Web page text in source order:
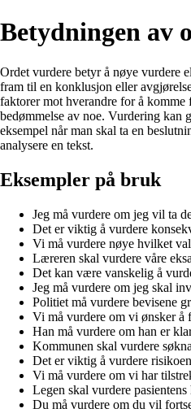
Betydningen av
Ordet vurdere betyr å nøye vurdere
fram til en konklusjon eller
faktorer mot hverandre for å
bedømmelse av noe. Vurdering kan
eksempel når man skal ta en
analysere en tekst.
Eksempler på bruk
Jeg må vurdere om jeg vil ta
Det er viktig å vurdere
Vi må vurdere nøye hvilket
Læreren skal vurdere våre
Det kan være vanskelig å
Jeg må vurdere om jeg skal
Politiet må vurdere bevisene
Vi må vurdere om vi ønsker å
Han må vurdere om han er
Kommunen skal vurdere
Det er viktig å vurdere
Vi må vurdere om vi har
Legen skal vurdere
Du må vurdere om du vil